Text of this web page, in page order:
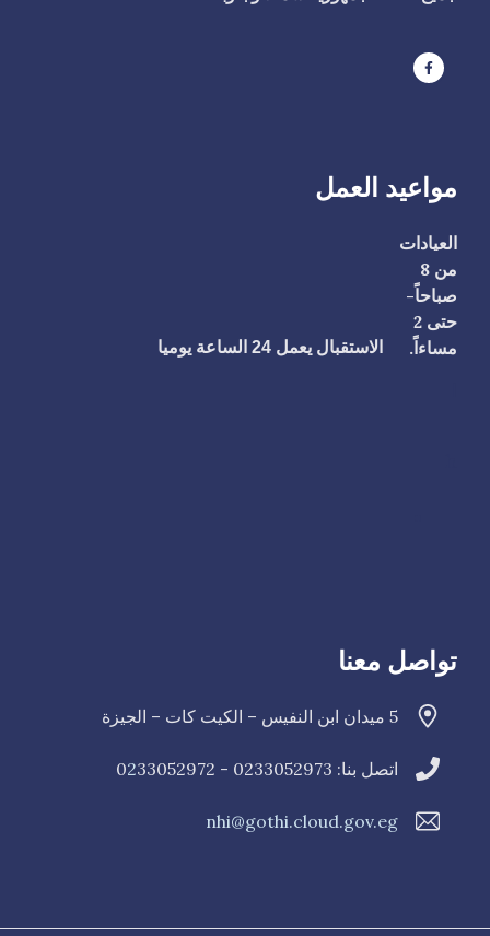
مواعيد العمل
العيادات
من 8
صباحاً-
حتى 2
مساءاً.
الاستقبال يعمل 24 الساعة يوميا
تواصل معنا
5 ميدان ابن النفيس – الكيت كات – الجيزة
اتصل بنا: 0233052973 - 0 233052972
nhi@gothi.cloud.gov.eg